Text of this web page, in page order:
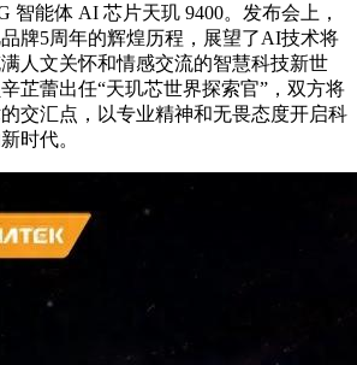
智能体 AI 芯片天玑 9400。发布会上，
牌5周年的辉煌历程，展望了AI技术将
人文关怀和情感交流的智慧科技新世
芷蕾出任“天玑芯世界探索官”，双方将
交汇点，以专业精神和无畏态度开启科
时代。